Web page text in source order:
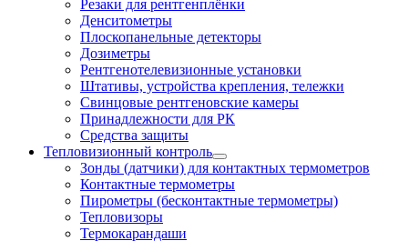
Резаки для рентгенплёнки
Денситометры
Плоскопанельные детекторы
Дозиметры
Рентгенотелевизионные установки
Штативы, устройства крепления, тележки
Свинцовые рентгеновские камеры
Принадлежности для РК
Средства защиты
Тепловизионный контроль
Зонды (датчики) для контактных термометров
Контактные термометры
Пирометры (бесконтактные термометры)
Тепловизоры
Термокарандаши